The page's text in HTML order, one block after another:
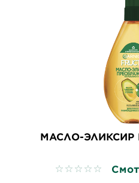
МАСЛО-ЭЛИКСИР
No reviews